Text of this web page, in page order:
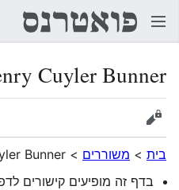
Cuyler Bunner
הצגת מקור
בית > משוררים >
Bunner
בדף זה מופיעים קישורים